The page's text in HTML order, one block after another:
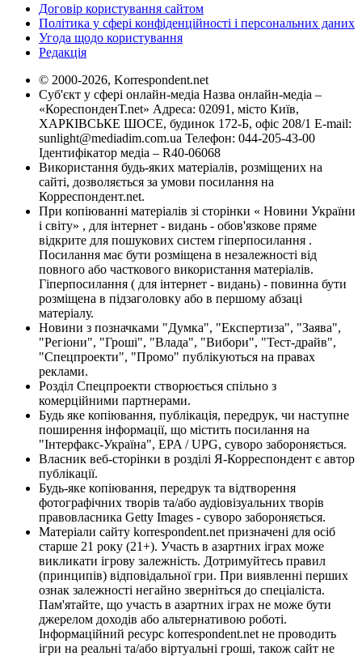
Договір користування сайтом
Політика у сфері конфіденційності і персональних даних
Угода щодо користування
Редакція
© 2000-2026, Korrespondent.net
Суб'єкт у сфері онлайн-медіа Назва онлайн-медіа –
«КореспонденТ.net» Адреса: 02091, місто Київ,
ХАРКІВСЬКЕ ШОСЕ, будинок 172-Б, офіс 208/1 E-mail:
sunlight@mediadim.com.ua Телефон: 044-205-43-00
Ідентифікатор медіа – R40-06068
Використання будь-яких матеріалів, розміщених на
сайті, дозволяється за умови посилання на
Корреспондент.net.
При копіюванні матеріалів зі сторінки « Новини України
і світу» , для інтернет - видань - обов'язкове пряме
відкрите для пошукових систем гіперпосилання .
Посилання має бути розміщена в незалежності від
повного або часткового використання матеріалів.
Гіперпосилання ( для інтернет - видань) - повинна бути
розміщена в підзаголовку або в першому абзаці
матеріалу.
Новини з позначками "Думка", "Експертиза", "Заява",
"Регіони", "Гроші", "Влада", "Вибори", "Тест-драйв",
"Спецпроекти", "Промо" публікуються на правах
реклами.
Розділ Спецпроекти створюється спільно з
комерційними партнерами.
Будь яке копіювання, публікація, передрук, чи наступне
поширення інформації, що містить посилання на
"Інтерфакс-Україна", EPA / UPG, суворо забороняється.
Власник веб-сторінки в розділі Я-Корреспондент є автор
публікації.
Будь-яке копіювання, передрук та відтворення
фотографічних творів та/або аудіовізуальних творів
правовласника Getty Images - суворо забороняється.
Матеріали сайту korrespondent.net призначені для осіб
старше 21 року (21+). Участь в азартних іграх може
викликати ігрову залежність. Дотримуйтесь правил
(принципів) відповідальної гри. При виявленні перших
ознак залежності негайно зверніться до спеціаліста.
Пам'ятайте, що участь в азартних іграх не може бути
джерелом доходів або альтернативою роботі.
Інформаційний ресурс korrespondent.net не проводить
ігри на реальні та/або віртуальні гроші, також сайт не